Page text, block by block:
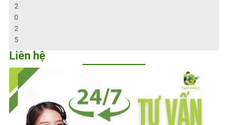
2
0
2
5
Liên hệ